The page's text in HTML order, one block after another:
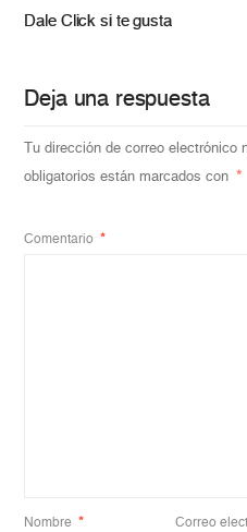
Dale Click si te gusta
Deja una respuesta
Tu dirección de correo electrónico
obligatorios están marcados con
*
Comentario *
Nombre * Correo